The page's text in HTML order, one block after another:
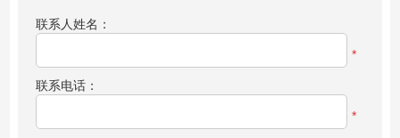
联系人姓名：
*
联系电话：
*